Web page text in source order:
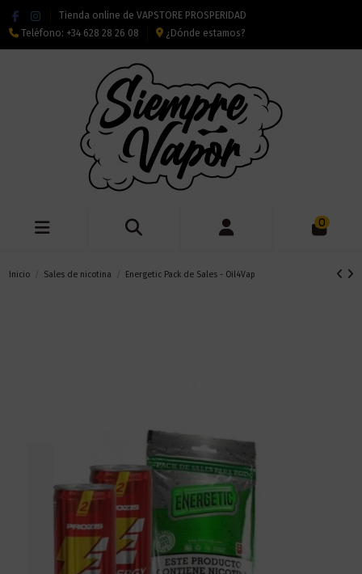
Tienda online de VAPSTORE PROSPERIDAD
Teléfono: +34 628 28 26 08 ¿Dónde estamos?
0
Inicio Sales de nicotina Energetic Pack de Sales - Oil4Vap